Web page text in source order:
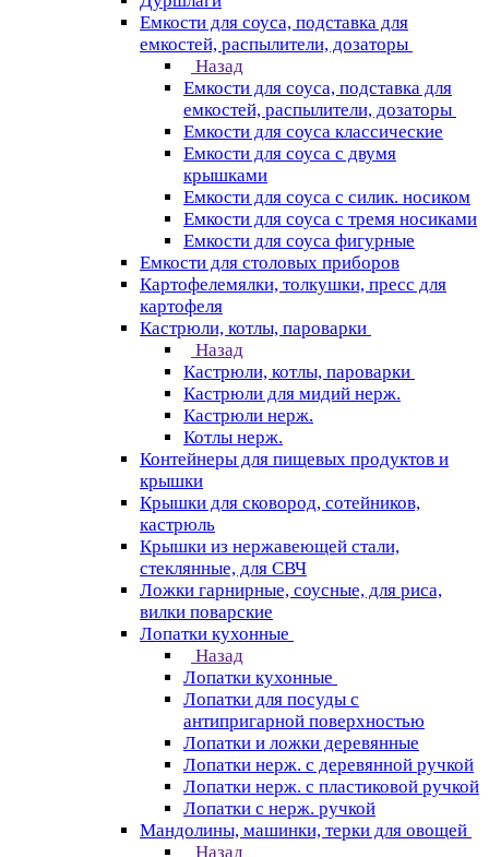
Емкости для соуса, подставка для
емкостей, распылители, дозаторы
Назад
Емкости для соуса, подставка для
емкостей, распылители, дозаторы
Емкости для соуса классические
Емкости для соуса с двумя
крышками
Емкости для соуса с силик. носиком
Емкости для соуса с тремя носиками
Емкости для соуса фигурные
Емкости для столовых приборов
Картофелемялки, толкушки, пресс для
картофеля
Кастрюли, котлы, пароварки
Назад
Кастрюли, котлы, пароварки
Кастрюли для мидий нерж.
Кастрюли нерж.
Котлы нерж.
Контейнеры для пищевых продуктов и
крышки
Крышки для сковород, сотейников,
кастрюль
Крышки из нержавеющей стали,
стеклянные, для СВЧ
Ложки гарнирные, соусные, для риса,
вилки поварские
Лопатки кухонные
Назад
Лопатки кухонные
Лопатки для посуды с
антипригарной поверхностью
Лопатки и ложки деревянные
Лопатки нерж. с деревянной ручкой
Лопатки нерж. с пластиковой ручкой
Лопатки с нерж. ручкой
Мандолины, машинки, терки для овощей
Назад